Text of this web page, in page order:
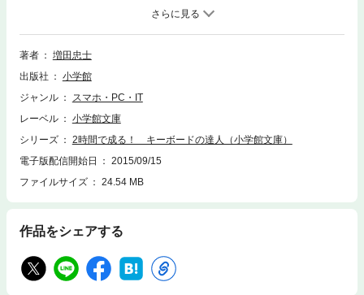
ます。なぜキーボード操作をマスターできないのか。これは学習方法に問
題があったのだ。10年間で50万人もの人にブラインドタッチをマスターさ
せた、パソコン・キーボード分野の第一人者・増田氏による“増田式キーボ
ード練習法”を紹介。うまくいかなかった原因の分析から、日本語入力で一
表計算に必要な「テンキー」まで。誰でも最短の時間でマスターできるノ
ウハウの集大成。キーボード達人までたった2時間、驚異の習得術を公
著者
増田忠士
出版社
小学館
ジャンル
スマホ・PC・IT
レーベル
小学館文庫
シリーズ
2時間で成る！ キーボードの達人（小学館文庫）
電子版配信開始日
2015/09/15
ファイルサイズ
24.54 MB
作品をシェアする